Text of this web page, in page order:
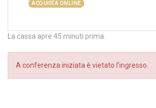
ACQUISTA ONLINE
La cassa apre 45 minuti prima.
A conferenza iniziata è vietato l’ingresso.